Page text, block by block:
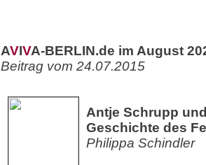
AVIVA-BERLIN.de im August
Beitrag vom 24.07.2015
Antje Schrupp
Geschichte des
Philippa Schindler